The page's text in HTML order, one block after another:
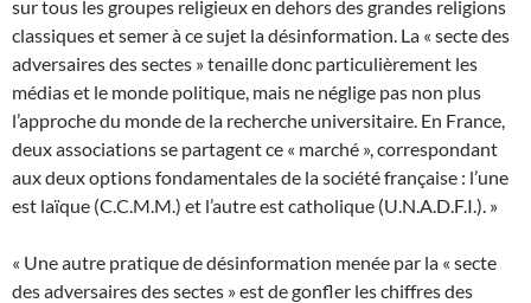
sur tous les groupes religieux en dehors des grandes religions
classiques et semer à ce sujet la désinformation. La « secte des
adversaires des sectes » tenaille donc particulièrement les
médias et le monde politique, mais ne néglige pas non plus
l’approche du monde de la recherche universitaire. En France,
deux associations se partagent ce « marché », correspondant
aux deux options fondamentales de la société française : l’une
est laïque (C.C.M.M.) et l’autre est catholique (U.N.A.D.F.I.). »
« Une autre pratique de désinformation menée par la « secte
des adversaires des sectes » est de gonfler les chiffres des